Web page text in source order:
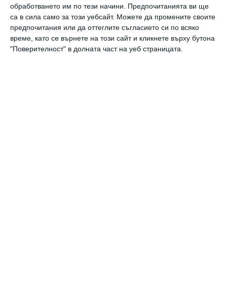
обработването им по тези начини. Предпочитанията ви ще
са в сила само за този уебсайт. Можете да промените своите
предпочитания или да оттеглите съгласието си по всяко
време, като се върнете на този сайт и кликнете върху бутона
"Поверителност" в долната част на уеб страницата.
Символът на аутизма.
Снимка: Shutterstock